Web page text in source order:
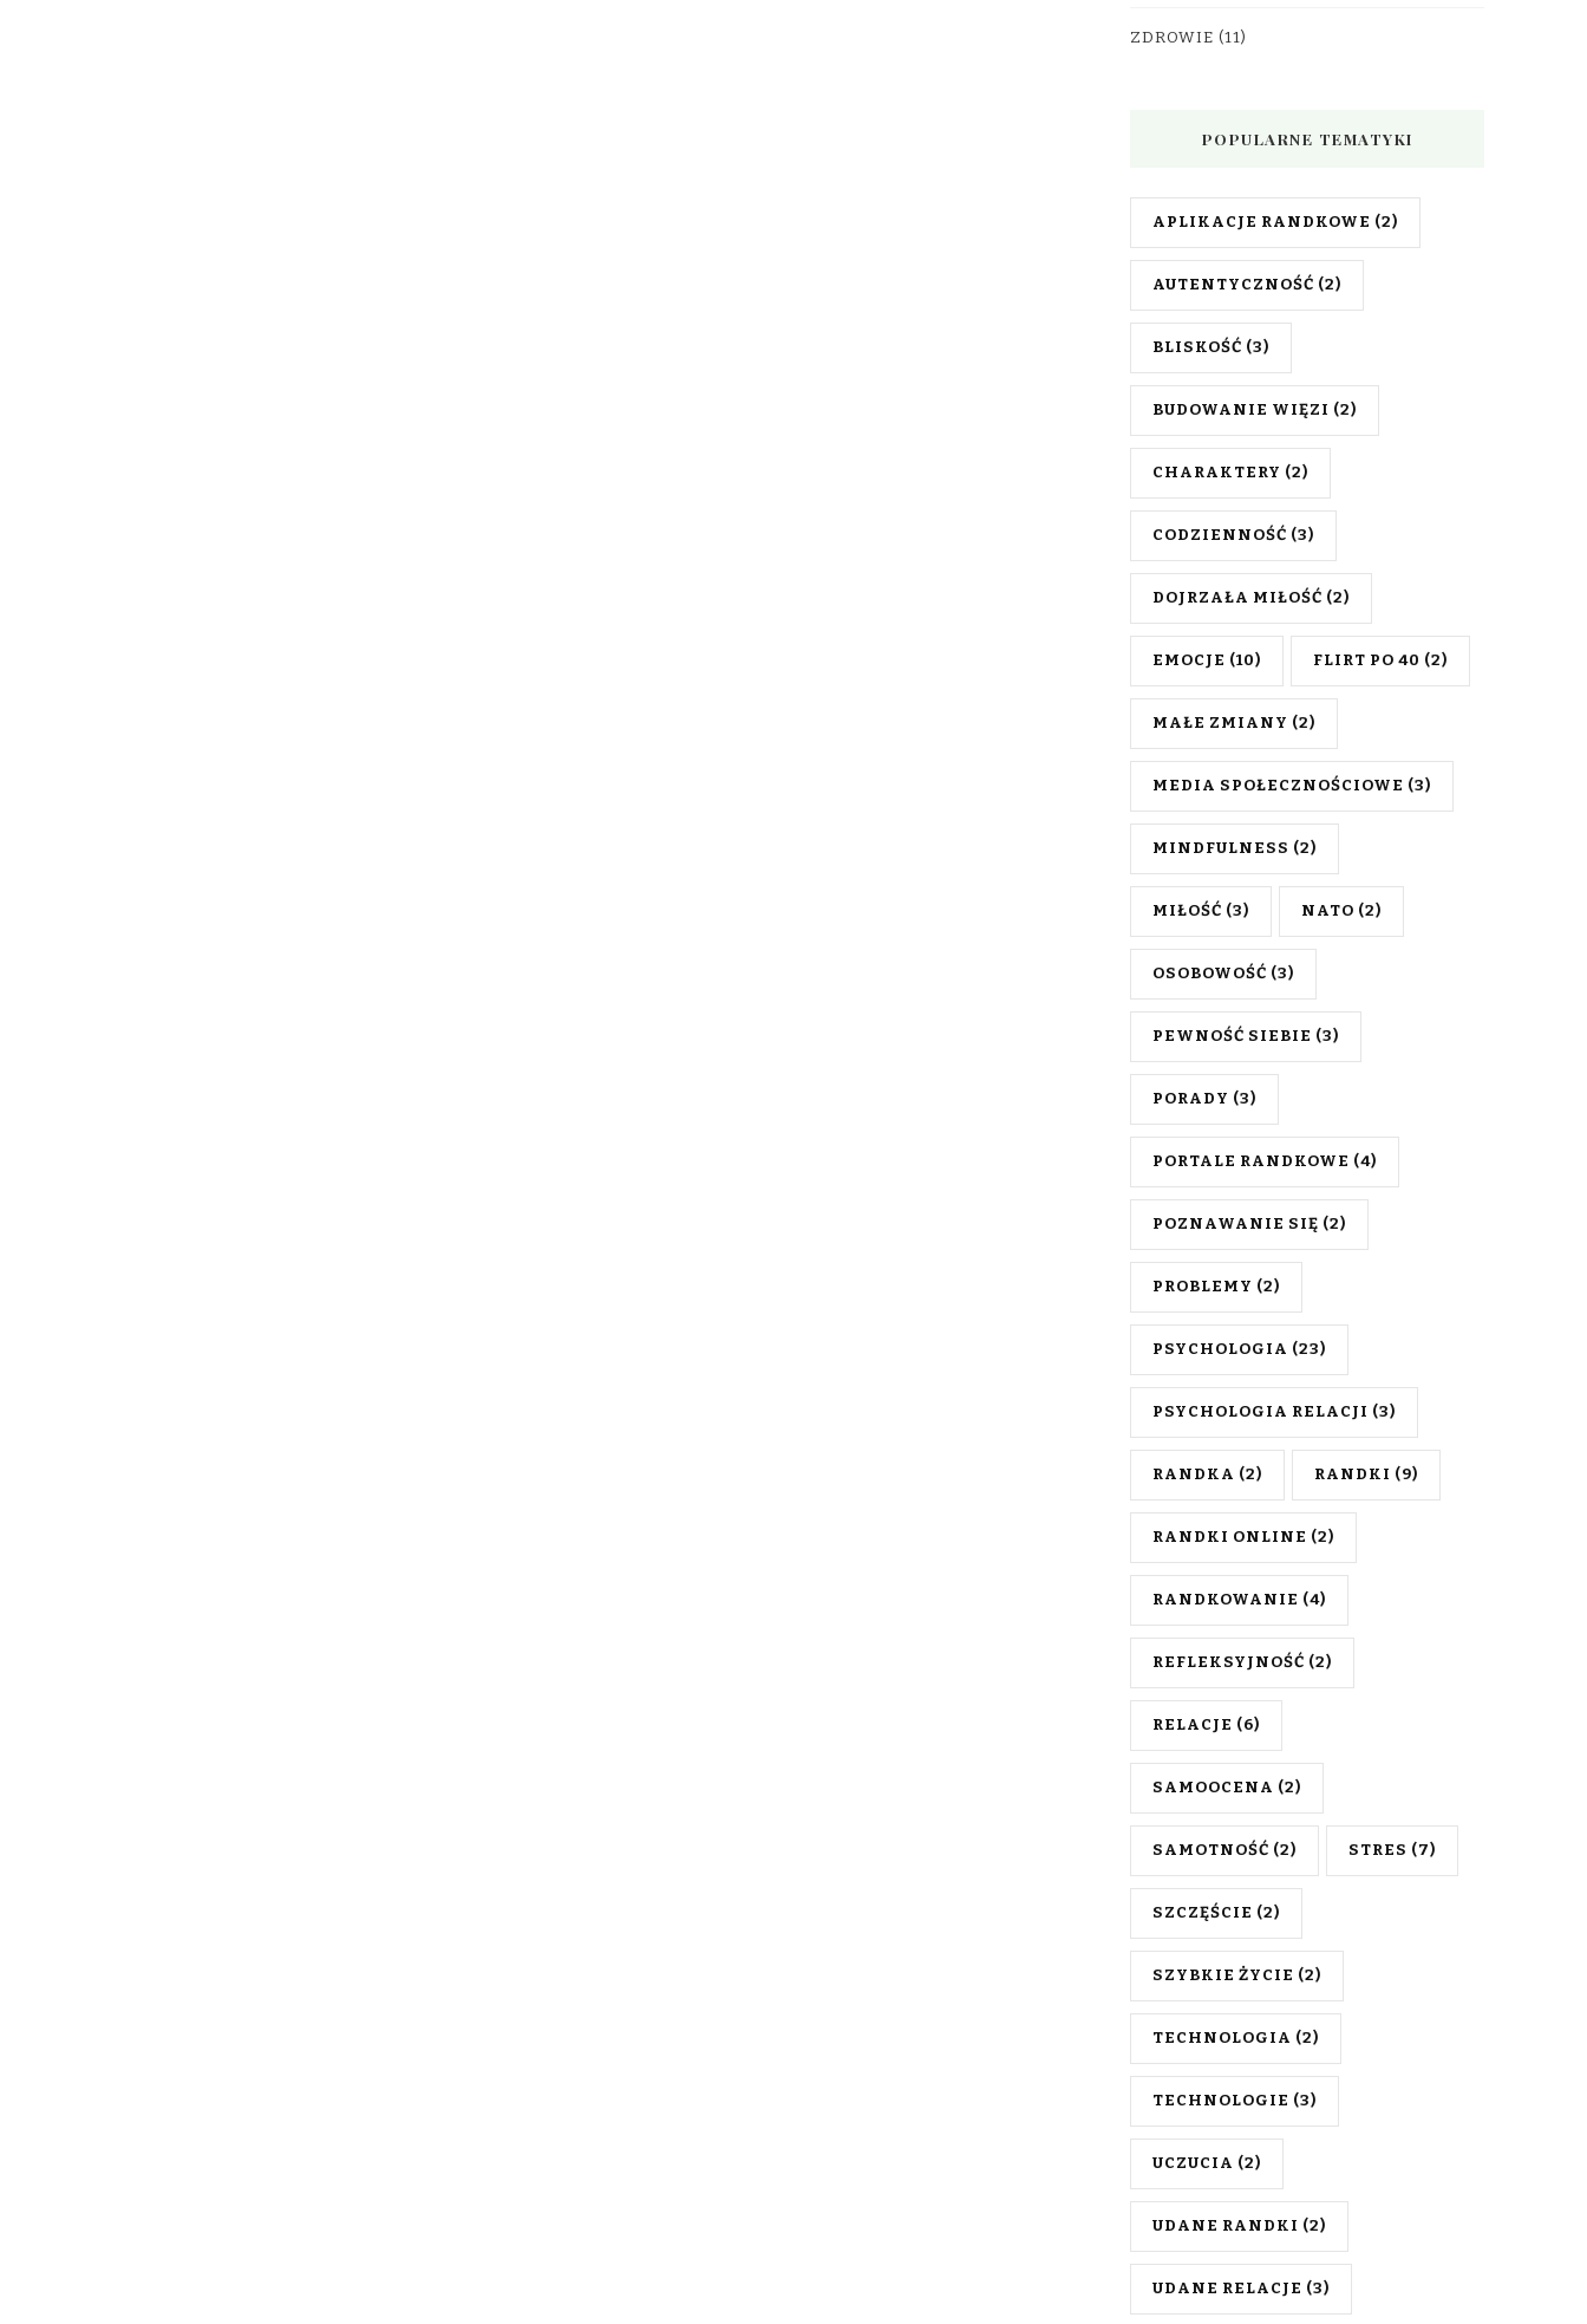
ZDROWIE (11)
POPULARNE TEMATYKI
APLIKACJE RANDKOWE (2)
AUTENTYCZNOŚĆ (2)
BLISKOŚĆ (3)
BUDOWANIE WIĘZI (2)
CHARAKTERY (2)
CODZIENNOŚĆ (3)
DOJRZAŁA MIŁOŚĆ (2)
EMOCJE (10) FLIRT PO 40 (2)
MAŁE ZMIANY (2)
MEDIA SPOŁECZNOŚCIOWE (3)
MINDFULNESS (2)
MIŁOŚĆ (3) NATO (2)
OSOBOWOŚĆ (3)
PEWNOŚĆ SIEBIE (3)
PORADY (3)
PORTALE RANDKOWE (4)
POZNAWANIE SIĘ (2)
PROBLEMY (2)
PSYCHOLOGIA (23)
PSYCHOLOGIA RELACJI (3)
RANDKA (2) RANDKI (9)
RANDKI ONLINE (2)
RANDKOWANIE (4)
REFLEKSYJNOŚĆ (2)
RELACJE (6)
SAMOOCENA (2)
SAMOTNOŚĆ (2) STRES (7)
SZCZĘŚCIE (2)
SZYBKIE ŻYCIE (2)
TECHNOLOGIA (2)
TECHNOLOGIE (3)
UCZUCIA (2)
UDANE RANDKI (2)
UDANE RELACJE (3)